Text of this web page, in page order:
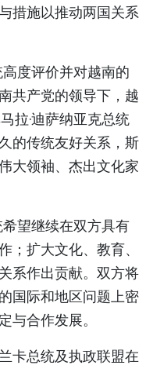
措施以推动两国关系
高度评价并对越南的
共产党的领导下，越
拉·迪萨纳亚克总统
的传统友好关系，斯
大领袖、杰出文化家
希望继续在双方具有
；扩大文化、教育、
系作出贡献。双方将
国际和地区问题上密
与合作发展。
卡总统及执政联盟在